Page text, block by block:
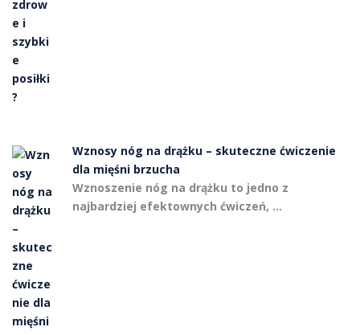
Wznosy nóg na drążku – skuteczne ćwiczenie
dla mięśni brzucha
Wznoszenie nóg na drążku to jedno z
najbardziej efektownych ćwiczeń, …